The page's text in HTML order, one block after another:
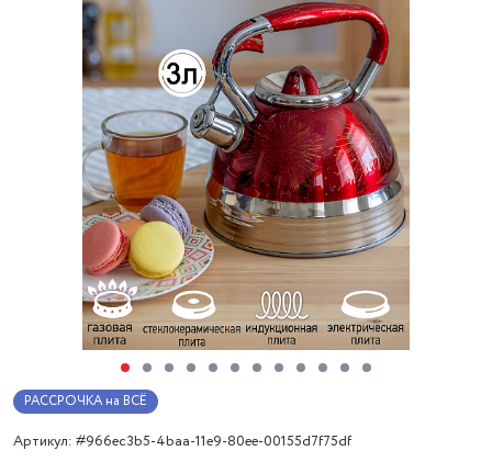
РАССРОЧКА на ВСЁ
Артикул: #966ec3b5-4baa-11e9-80ee-00155d7f75df